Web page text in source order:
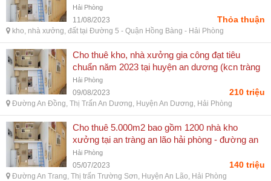
hải phòng
Hải Phòng
11/08/2023 Thỏa thuận
kho, nhà xưởng, đất tại Đường 5 - Quận Hồng Bàng - Hải Phòng
Cho thuê kho, nhà xưởng gia công đạt tiêu
chuẩn năm 2023 tại huyện an dương (kcn tràng
duệ - đường an đồng, thị trấn an dương, huyện
an dương, hải phòng
Hải Phòng
09/08/2023 210 triệu
Đường An Đồng, Thị Trấn An Dương, Huyện An Dương, Hải Phòng
Cho thuê 5.000m2 bao gồm 1200 nhà kho
xưởng tại an tràng an lão hải phòng - đường an
trang, thị trấn trường sơn, huyện an lão, hải
phòng
Hải Phòng
05/07/2023 140 triệu
Đường An Trang, Thị trấn Trường Sơn, Huyện An Lão, Hải Phòng